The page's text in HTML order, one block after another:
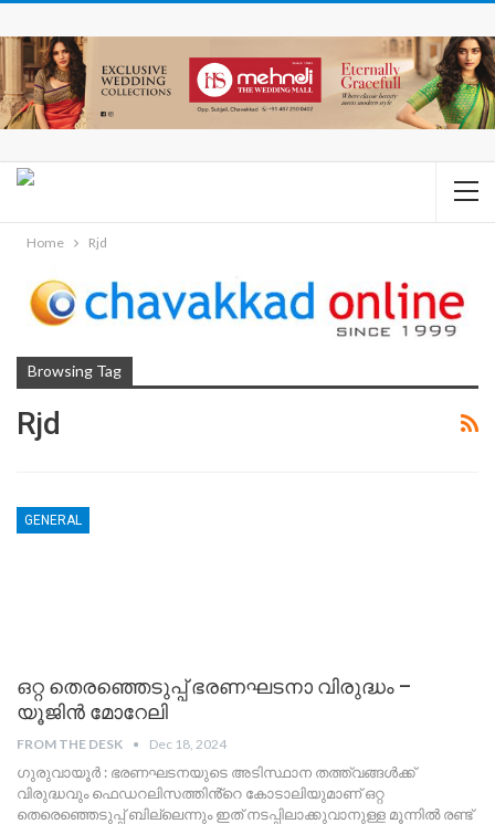
Home Rjd
Browsing Tag
Rjd
GENERAL
ഒറ്റ തെരഞ്ഞെടുപ്പ് ഭരണഘടനാ വിരുദ്ധം –
യൂജിൻ മോറേലി
FROM THE DESK Dec 18, 2024
ഗുരുവായൂർ : ഭരണഘടനയുടെ അടിസ്ഥാന തത്ത്വങ്ങൾക്ക്
വിരുദ്ധവും ഫെഡറലിസത്തിൻ്റെ കോടാലിയുമാണ് ഒറ്റ
തെരെഞ്ഞെടുപ്പ് ബില്ലെന്നും ഇത് നടപ്പിലാക്കുവാനുള്ള മൂന്നിൽ രണ്ട്